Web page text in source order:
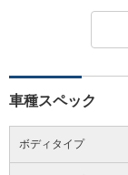
車種スペック
ボディタイプ